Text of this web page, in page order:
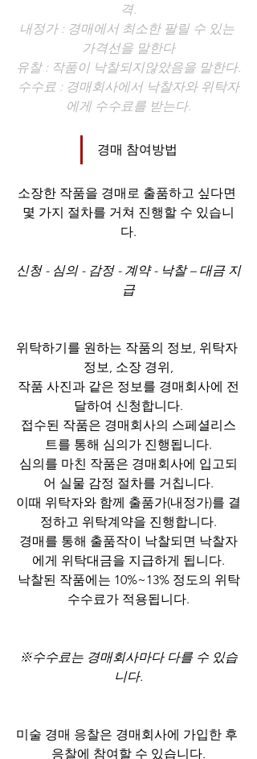
격.
내정가 : 경매에서 최소한 팔릴 수 있는
가격선을 말한다
유찰 : 작품이 낙찰되지않았음을 말한다.
수수료 : 경매회사에서 낙찰자와 위탁자
에게 수수료를 받는다.
경매 참여방법
소장한 작품을 경매로 출품하고 싶다면
몇 가지 절차를 거쳐 진행할 수 있습니
다.
신청 - 심의 - 감정 - 계약 - 낙찰 – 대금 지
급
위탁하기를 원하는 작품의 정보, 위탁자
정보, 소장 경위,
작품 사진과 같은 정보를 경매회사에 전
달하여 신청합니다.
접수된 작품은 경매회사의 스페셜리스
트를 통해 심의가 진행됩니다.
심의를 마친 작품은 경매회사에 입고되
어 실물 감정 절차를 거칩니다.
이때 위탁자와 함께 출품가(내정가)를 결
정하고 위탁계약을 진행합니다.
경매를 통해 출품작이 낙찰되면 낙찰자
에게 위탁대금을 지급하게 됩니다.
낙찰된 작품에는 10%~13% 정도의 위탁
수수료가 적용됩니다.
※수수료는 경매회사마다 다를 수 있습
니다.
미술 경매 응찰은 경매회사에 가입한 후
응찰에 참여할 수 있습니다.